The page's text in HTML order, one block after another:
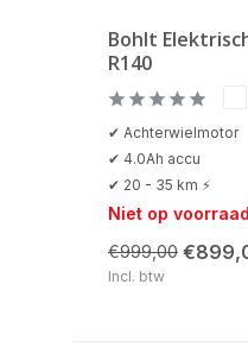
Bohlt
R140
✔ Achterwielmotor
✔ 4.0Ah accu
✔ 20 - 35 km ⚡
Niet op voorraad
€999,00
Incl. btw